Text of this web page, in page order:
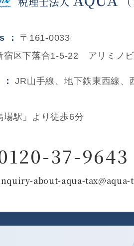
： 〒161-0033
宿区下落合1-5-22 アリミノ
：JR山手線、地下鉄東西線、
場駅」より徒歩6分
37-9643
about-aqua-tax@aqua-